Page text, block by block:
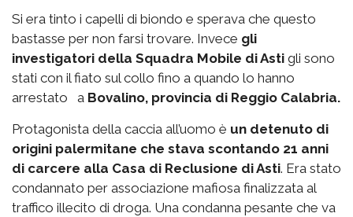
Si era tinto i capelli di biondo e sperava che questo
bastasse per non farsi trovare. Invece gli
investigatori della Squadra Mobile di Asti gli sono
stati con il fiato sul collo fino a quando lo hanno
arrestato a Bovalino, provincia di Reggio Calabria.
Protagonista della caccia all’uomo è un detenuto di
origini palermitane che stava scontando 21 anni
di carcere alla Casa di Reclusione di Asti. Era stato
condannato per associazione mafiosa finalizzata al
traffico illecito di droga. Una condanna pesante che va